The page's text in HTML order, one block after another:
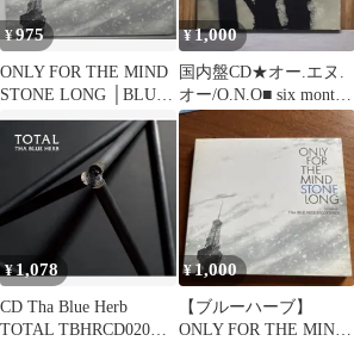
¥975
ONLY FOR THE MIND
STONE LONG │BLUE
HERB
¥1,000
国内盤CD★オー.エヌ.
オー/O.N.O■ six month
at outside stairs
【TBHRCD005/4545710
000286】U54813
¥1,078
CD Tha Blue Herb
TOTAL TBHRCD020
¥1,000
【ブルーハーブ】
ONLY FOR THE MIND